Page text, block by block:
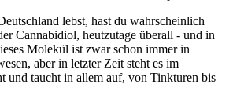
lebst, hast du wahrscheinlich
Cannabidiol, heutzutage überall - und in
Molekül ist zwar schon immer in
aber in letzter Zeit steht es im
und taucht in allem auf, von Tinkturen bis